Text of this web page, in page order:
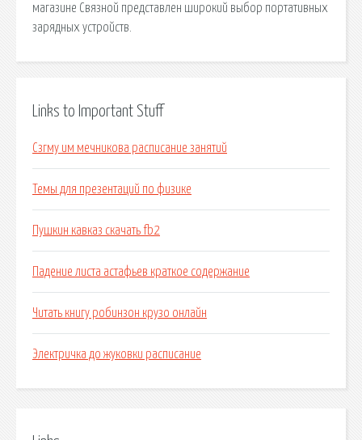
магазине Связной представлен широкий выбор портативных
зарядных устройств.
Links to Important Stuff
Сзгму им мечникова расписание занятий
Темы для презентаций по физике
Пушкин кавказ скачать fb2
Падение листа астафьев краткое содержание
Читать книгу робинзон крузо онлайн
Электричка до жуковки расписание